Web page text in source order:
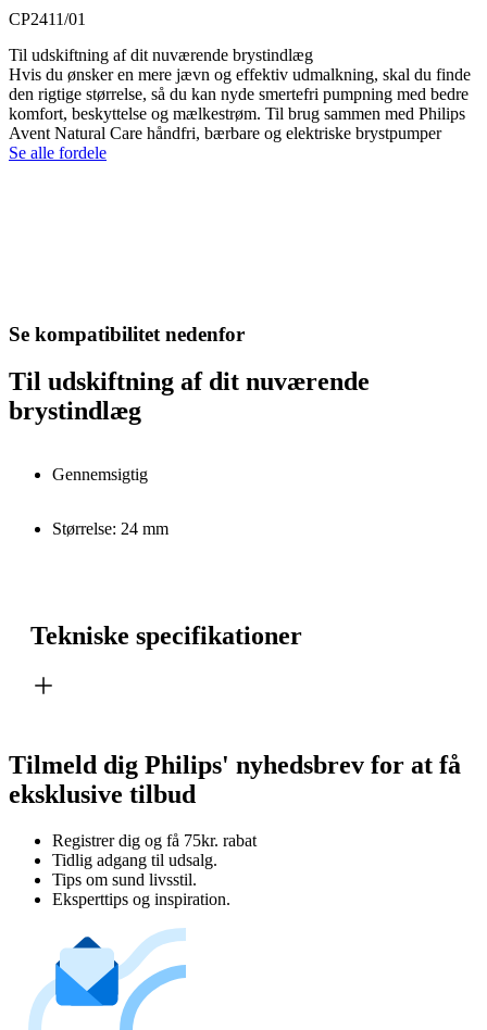
CP2411/01
Til udskiftning af dit nuværende brystindlæg
Hvis du ønsker en mere jævn og effektiv udmalkning, skal du finde
den rigtige størrelse, så du kan nyde smertefri pumpning med bedre
komfort, beskyttelse og mælkestrøm. Til brug sammen med Philips
Avent Natural Care håndfri, bærbare og elektriske brystpumper
Se alle fordele
Se kompatibilitet nedenfor
Til udskiftning af dit nuværende
brystindlæg
Gennemsigtig
Størrelse: 24 mm
Tekniske specifikationer
Tilmeld dig Philips' nyhedsbrev for at få
eksklusive tilbud
Registrer dig og få 75kr. rabat
Tidlig adgang til udsalg.
Tips om sund livsstil.
Eksperttips og inspiration.